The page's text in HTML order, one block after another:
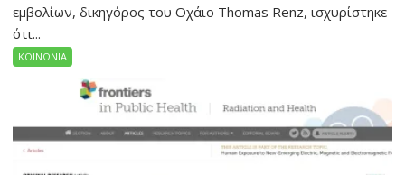
εμβολίων, δικηγόρος του Οχάιο Thomas Renz, ισχυρίστηκε
ότι...
ΚΟΙΝΩΝΙΑ